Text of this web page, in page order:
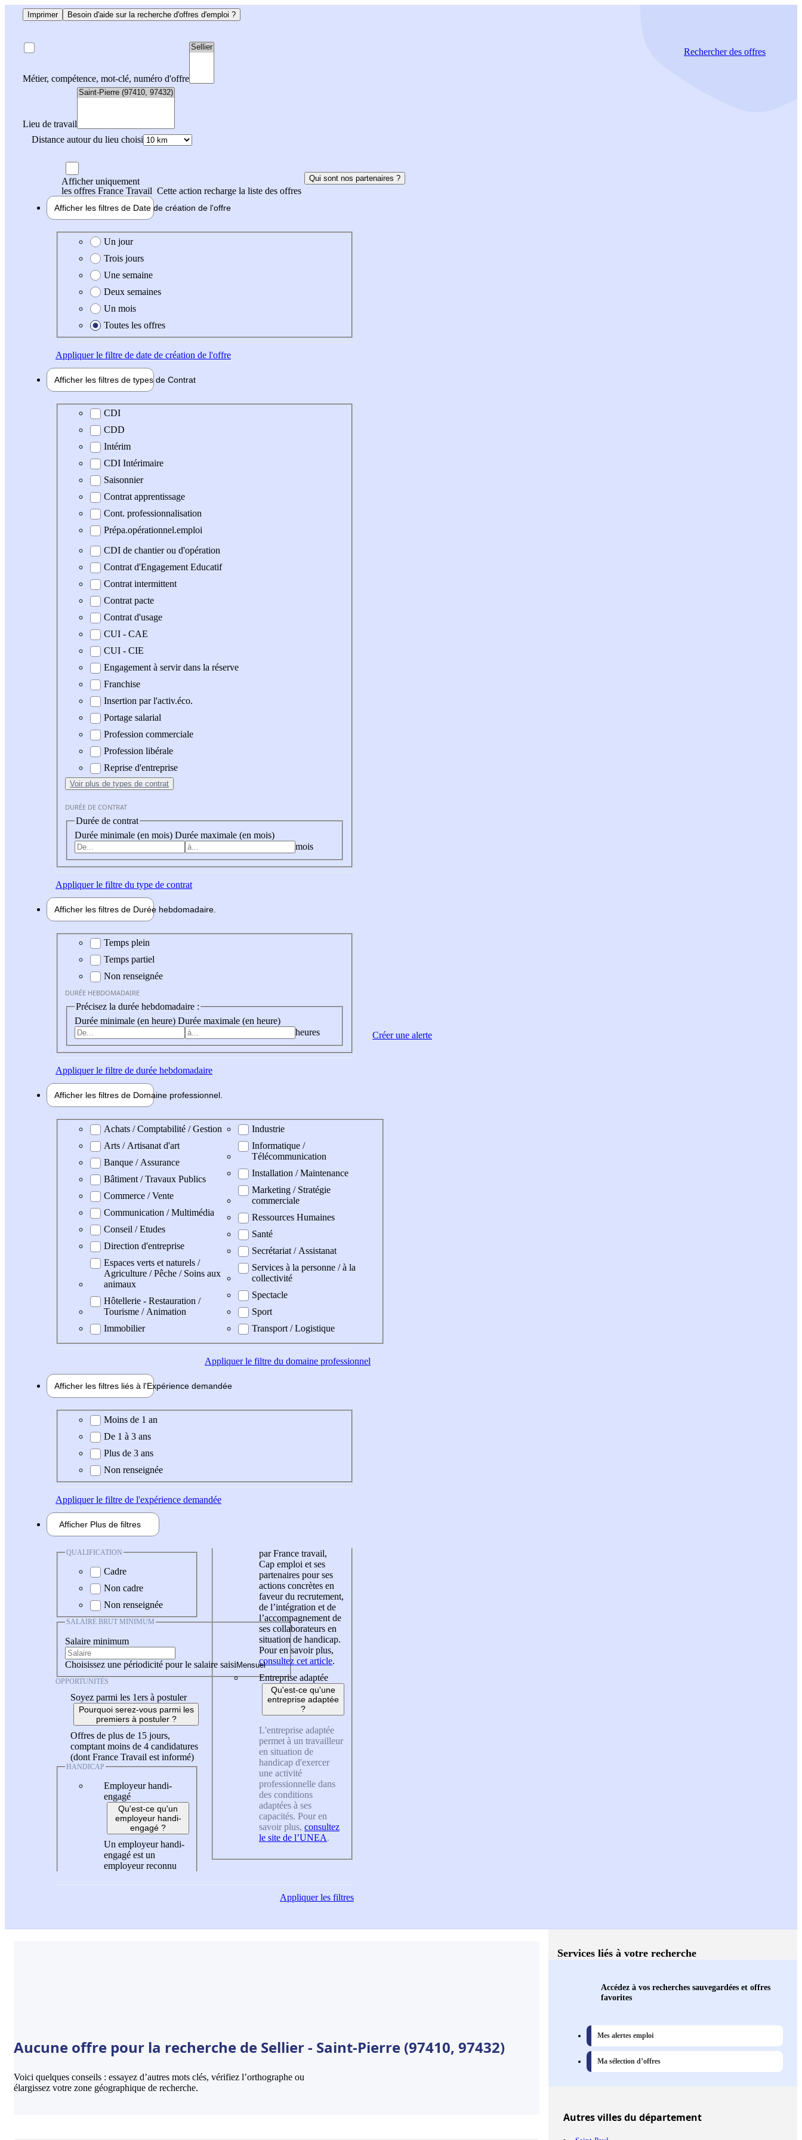
Imprimer Besoin d'aide sur la recherche d'offres d'emploi ?
Métier, compétence, mot-clé, numéro d'offre
Lieu de travail
Distance autour du lieu choisi
Rechercherdes offres
Afficher uniquement
les offres France Travail Cette action recharge la liste des offres
Qui sont nos partenaires ?
Afficher les filtres de Date de création de l'offre
Date de création de l'offre
Un jour
Trois jours
Une semaine
Deux semaines
Un mois
Toutes les offres
Appliquerle filtre de date de création de l'offre
Afficher les filtres de types de Contrat
Type de contrat
CDI
CDD
Intérim
CDI Intérimaire
Saisonnier
Contrat apprentissage
Cont. professionnalisation
Prépa.opérationnel.emploi
CDI de chantier ou d'opération
Contrat d'Engagement Educatif
Contrat intermittent
Contrat pacte
Contrat d'usage
CUI - CAE
CUI - CIE
Engagement à servir dans la réserve
Franchise
Insertion par l'activ.éco.
Portage salarial
Profession commerciale
Profession libérale
Reprise d'entreprise
Voir plus de types de contrat
DURÉE DE CONTRAT
Durée de contrat
Durée minimale (en mois) Durée maximale (en mois)
mois
Appliquerle filtre du type de contrat
Afficher les filtres de Durée hebdomadaire
Durée hebdomadaire
Temps plein
Temps partiel
Non renseignée
DURÉE HEBDOMADAIRE
Précisez la durée hebdomadaire :
Durée minimale (en heure) Durée maximale (en heure)
heures
Appliquerle filtre de durée hebdomadaire
Afficher les filtres de Domaine professionnel
Domaine professionel
Achats / Comptabilité / Gestion
Arts / Artisanat d'art
Banque / Assurance
Bâtiment / Travaux Publics
Commerce / Vente
Communication / Multimédia
Conseil / Etudes
Direction d'entreprise
Espaces verts et naturels /
Agriculture / Pêche / Soins aux
animaux
Hôtellerie - Restauration /
Tourisme / Animation
Immobilier
Industrie
Informatique /
Télécommunication
Installation / Maintenance
Marketing / Stratégie
commerciale
Ressources Humaines
Santé
Secrétariat / Assistanat
Services à la personne / à la
collectivité
Spectacle
Sport
Transport / Logistique
Appliquerle filtre du domaine professionnel
Afficher les filtres liés à l'Expérience demandée
Expérience demandée
Moins de 1 an
De 1 à 3 ans
Plus de 3 ans
Non renseignée
Appliquerle filtre de l'expérience demandée
Afficher Plus de filtres
QUALIFICATION
Cadre
Non cadre
Non renseignée
SALAIRE BRUT MINIMUM
Salaire minimum
Choisissez une périodicité pour le salaire saisi
OPPORTUNITÉS
Soyez parmi les 1ers à postuler
Pourquoi serez-vous parmi les
premiers à postuler ?
Offres de plus de 15 jours,
comptant moins de 4 candidatures
(dont France Travail est informé)
HANDICAP
Employeur handi-
engagé
Qu'est-ce qu'un
employeur handi-
engagé ?
Un employeur handi-
engagé est un
employeur reconnu
par France travail,
Cap emploi et ses
partenaires pour ses
actions concrètes en
faveur du recrutement,
de l’intégration et de
l’accompagnement de
ses collaborateurs en
situation de handicap.
Pour en savoir plus,
consultez cet article.
Entreprise adaptée
Qu'est-ce qu'une
entreprise adaptée
?
L'entreprise adaptée
permet à un travailleur
en situation de
handicap d'exercer
une activité
professionnelle dans
des conditions
adaptées à ses
capacités. Pour en
savoir plus, consultez
le site de l’UNEA.
Appliquerles filtres
Créer une alerte
Aucune offre pour la recherche de Sellier - Saint-Pierre (97410, 97432)
Voici quelques conseils : essayez d’autres mots clés, vérifiez l’orthographe ou
élargissez votre zone géographique de recherche.
Services liés à votre recherche
Accédez à vos recherches sauvegardées et offres
favorites
Mes alertes emploi
Ma sélection d’offres
Autresvillesdu département